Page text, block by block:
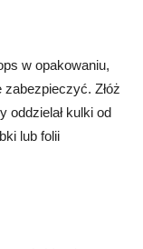
w opakowaniu,
Złóż
oddzielał kulki od
lub folii